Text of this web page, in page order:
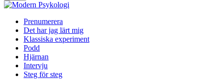
Prenumerera
Det har jag lärt mig
Klassiska experiment
Podd
Hjärnan
Intervju
Steg för steg